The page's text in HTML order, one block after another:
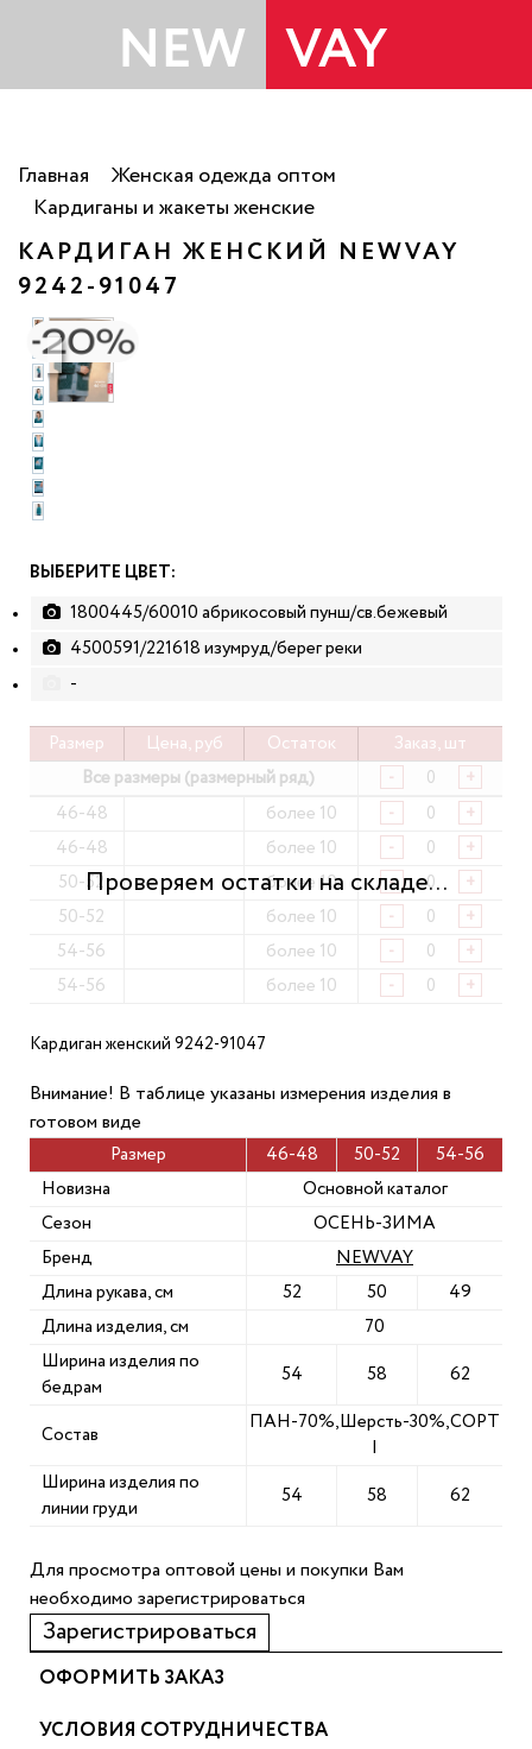
Главная
Женская одежда оптом
Кардиганы и жакеты женские
КАРДИГАН ЖЕНСКИЙ NEWVAY
9242-91047
Для просмотра оптовой цены и покупки Вам
необходимо зарегистрироваться
Зарегистрироваться
ВЫБЕРИТЕ ЦВЕТ:
1800445/60010 абрикосовый пунш/св.бежевый
4500591/221618 изумруд/берег реки
-
Размер Цена, руб Остаток
Заказ, шт
Все размеры (размерный ряд)
- +
46-48 более 10 - +
46-48 более 10 - +
50-52 более 10 - +
50-52 более 10 - +
54-56 более 10 - +
54-56 более 10 - +
Кардиган женский 9242-91047
Внимание! В таблице указаны измерения изделия в
готовом виде
Размер 46-48 50-52
54-56
Новизна
Основной каталог
Сезон
ОСЕНЬ-ЗИМА
Бренд
NEWVAY
Длина рукава, см
52 50
49
Длина изделия, см
70
Ширина изделия по
бедрам
54 58 62
Состав
ПАН-70%,Шерсть-30%,СОРТ
Ширина изделия по
линии груди
54 58 62
ОФОРМИТЬ ЗАКАЗ
УСЛОВИЯ СОТРУДНИЧЕСТВА